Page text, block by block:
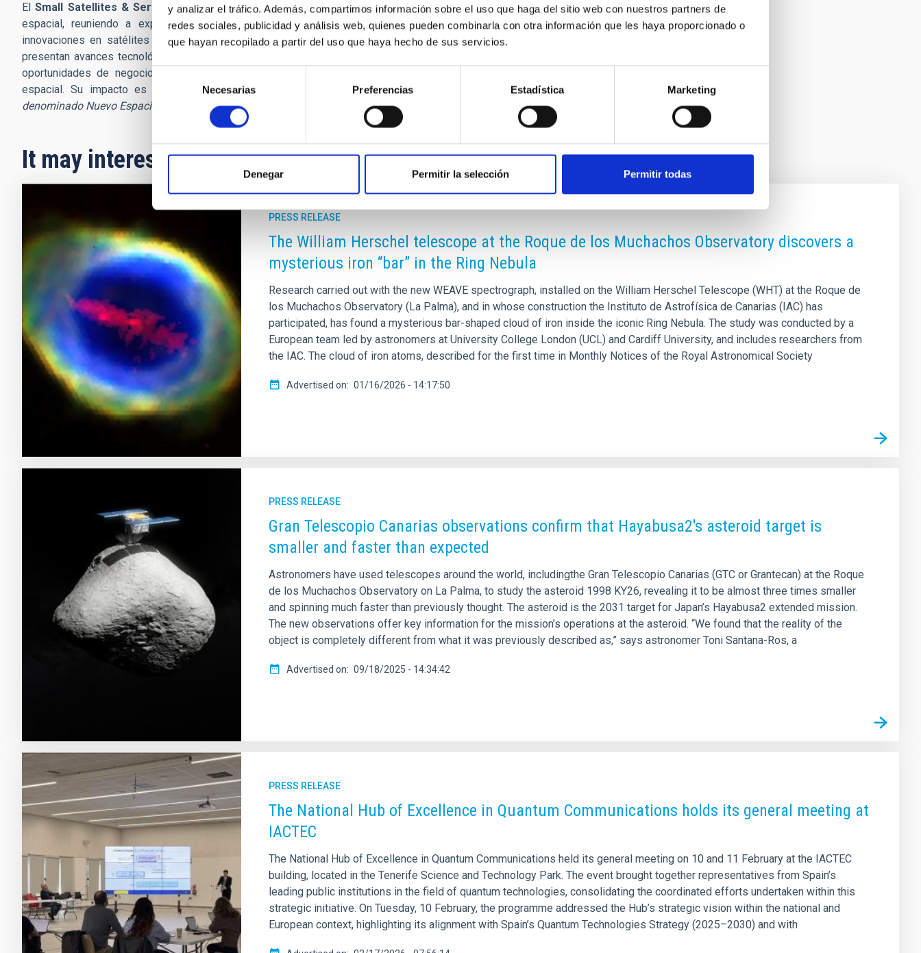
y analizar el tráfico. Además, compartimos información sobre el uso que haga del sitio web con nuestros partners de
redes sociales, publicidad y análisis web, quienes pueden combinarla con otra información que les haya proporcionado o
que hayan recopilado a partir del uso que haya hecho de sus servicios.
Selección
consentimiento
Necesarias Preferencias Estadística Marketing
Denegar Permitir la selección Permitir todas
ElSmall Satellites & Services International Forum(SSSIF) se ha consolidado como un evento clave en el sector
espacial, reuniendo a expertos, empresas y organizaciones de todo el mundo para debatir sobre las últimas
innovaciones en satélites pequeños y sus aplicaciones. Este foro es un punto de encuentro estratégico donde se
presentan avances tecnológicos, se fortalecen colaboraciones entre el sector público y privado y se exploran nuevas
oportunidades de negocio en ámbitos como la observación de la Tierra, las telecomunicaciones y la exploración
espacial. Su impacto es fundamental para el desarrollo de la industria espacial, impulsando el crecimiento del
denominado Nuevo Espacio
y fomentando la creación de soluciones innovadoras para los desafíos globales.
It may interest you
PRESS RELEASE
The William Herschel telescope at the Roque de los Muchachos Observatory discovers a
mysterious iron “bar” in the Ring Nebula
Research carried out with the new WEAVE spectrograph, installed on the William Herschel Telescope (WHT) at the Roque de
los Muchachos Observatory (La Palma), and in whose construction the Instituto de Astrofísica de Canarias (IAC) has
participated, has found a mysterious bar-shaped cloud of iron inside the iconic Ring Nebula. The study was conducted by a
European team led by astronomers at University College London (UCL) and Cardiff University, and includes researchers from
the IAC. The cloud of iron atoms, described for the first time in Monthly Notices of the Royal Astronomical Society
Advertised on 01/16/2026 - 14:17:50
PRESS RELEASE
Gran Telescopio Canarias observations confirm that Hayabusa2's asteroid target is
smaller and faster than expected
Astronomers have used telescopes around the world, includingthe Gran Telescopio Canarias (GTC or Grantecan) at the Roque
de los Muchachos Observatory on La Palma, to study the asteroid 1998 KY26, revealing it to be almost three times smaller
and spinning much faster than previously thought. The asteroid is the 2031 target for Japan’s Hayabusa2 extended mission.
The new observations offer key information for the mission’s operations at the asteroid. “We found that the reality of the
object is completely different from what it was previously described as,” says astronomer Toni Santana-Ros, a
Advertised on 09/18/2025 - 14:34:42
PRESS RELEASE
The National Hub of Excellence in Quantum Communications holds its general meeting at
IACTEC
The National Hub of Excellence in Quantum Communications held its general meeting on 10 and 11 February at the IACTEC
building, located in the Tenerife Science and Technology Park. The event brought together representatives from Spain’s
leading public institutions in the field of quantum technologies, consolidating the coordinated efforts undertaken within this
strategic initiative. On Tuesday, 10 February, the programme addressed the Hub’s strategic vision within the national and
European context, highlighting its alignment with Spain’s Quantum Technologies Strategy (2025–2030) and with